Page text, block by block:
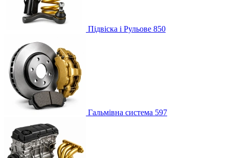
Підвіска і Рульове 850
Гальмівна система 597